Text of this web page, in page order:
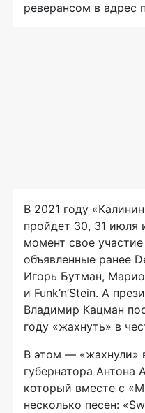
реверансом в адрес
В 2021 году
пройдет 30, 31 июля
момент свое
объявленные ранее
Игорь Бутман,
и Funk’n’Stein. А
Владимир Кацман
году «жахнуть» в
В этом — «жахнули»
губернатора Антона
который вместе с
несколько песен: